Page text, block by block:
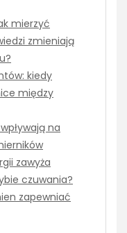
mierzyć
zmieniają
kiedy
między
na
zawyża
czuwania?
zapewniać